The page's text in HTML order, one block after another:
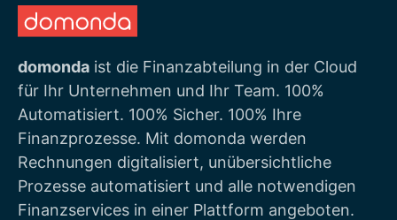
domonda ist die Finanzabteilung in der Cloud
für Ihr Unternehmen und Ihr Team. 100%
Automatisiert. 100% Sicher. 100% Ihre
Finanzprozesse. Mit domonda werden
Rechnungen digitalisiert, unübersichtliche
Prozesse automatisiert und alle notwendigen
Finanzservices in einer Plattform angeboten.